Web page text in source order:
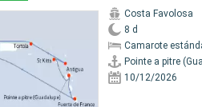
Costa Favolosa
8 d
Camarote
10/12/2026